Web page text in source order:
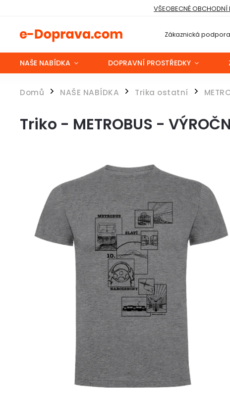
VŠEOBECNÉ OBCHODNÍ
Zákaznická
NAŠE NABÍDKA DOPRAVNÍ PROSTŘEDKY
Domů / NAŠE NABÍDKA / Trika ostatní /
Triko - METROBUS -